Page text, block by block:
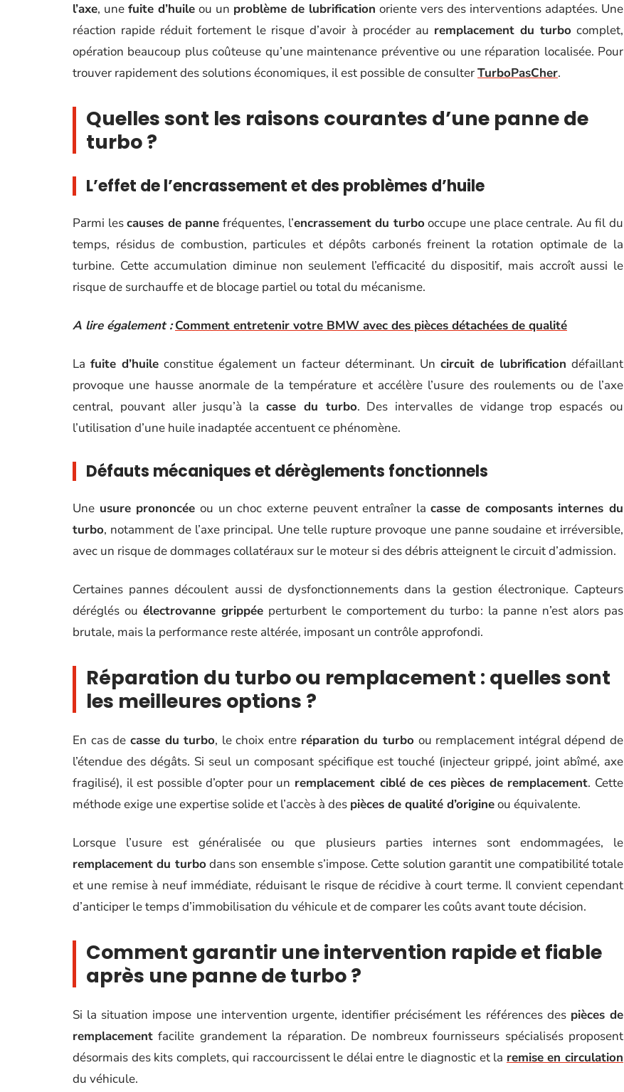
l’axe, une fuite d’huile ou un problème de lubrification oriente vers des interventions adaptées. Une
réaction rapide réduit fortement le risque d’avoir à procéder au remplacement du turbo complet,
opération beaucoup plus coûteuse qu’une maintenance préventive ou une réparation localisée. Pour
trouver rapidement des solutions économiques, il est possible de consulterTurboPasCher.
Quelles sont les raisons courantes d’une panne de
turbo ?
L’effet de l’encrassement et des problèmes d’huile
Parmi lescauses de panne fréquentes, l’encrassement du turbo occupe une place centrale. Au fil du
temps, résidus de combustion, particules et dépôts carbonés freinent la rotation optimale de la
turbine. Cette accumulation diminue non seulement l’efficacité du dispositif, mais accroît aussi le
risque de surchauffe et de blocage partiel ou total du mécanisme.
A lire également : Comment entretenir votre BMW avec des pièces détachées de qualité
Lafuite d’huile constitue également un facteur déterminant. Un circuit de lubrification défaillant
provoque une hausse anormale de la température et accélère l’usure des roulements ou de l’axe
central, pouvant aller jusqu’à la casse du turbo. Des intervalles de vidange trop espacés ou
l’utilisation d’une huile inadaptée accentuent ce phénomène.
Défauts mécaniques et dérèglements fonctionnels
Une usure prononcée ou un choc externe peuvent entraîner lacasse de composants internes du
turbo, notamment de l’axe principal. Une telle rupture provoque une panne soudaine et irréversible,
avec un risque de dommages collatéraux sur le moteur si des débris atteignent le circuit d’admission.
Certaines pannes découlent aussi de dysfonctionnements dans la gestion électronique. Capteurs
déréglés ou électrovanne grippéeperturbent le comportement du turbo : la panne n’est alors pas
brutale, mais la performance reste altérée, imposant un contrôle approfondi.
Réparation du turbo ou remplacement : quelles sont
les meilleures options ?
En cas de casse du turbo, le choix entre réparation du turbo ou remplacement intégral dépend de
l’étendue des dégâts. Si seul un composant spécifique est touché (injecteur grippé, joint abîmé, axe
fragilisé), il est possible d’opter pour un remplacement ciblé de ces pièces de remplacement. Cette
méthode exige une expertise solide et l’accès à des pièces de qualité d’origineou équivalente.
Lorsque l’usure est généralisée ou que plusieurs parties internes sont endommagées, le
remplacement du turbo dans son ensemble s’impose. Cette solution garantit une compatibilité totale
et une remise à neuf immédiate, réduisant le risque de récidive à court terme. Il convient cependant
d’anticiper le temps d’immobilisation du véhicule et de comparer les coûts avant toute décision.
Comment garantir une intervention rapide et fiable
après une panne de turbo ?
Si la situation impose une intervention urgente, identifier précisément les références des pièces de
remplacement facilite grandement la réparation. De nombreux fournisseurs spécialisés proposent
désormais des kits complets, qui raccourcissent le délai entre le diagnostic et la remise en circulation
du véhicule.